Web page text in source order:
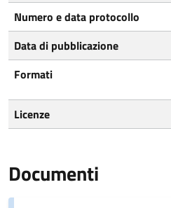
Numero e data protocollo
Data di pubblicazione
Formati
Licenze
Documenti